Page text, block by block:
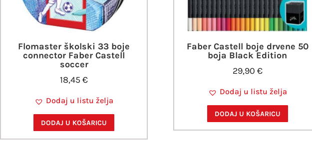
Flomaster školski 33 boje
connector Faber Castell
soccer
18,45€
Dodaj u listu želja
DODAJ U KOŠARICU
Faber Castell boje drvene 50
boja Black Edition
29,90 €
Dodaj u listu želja
DODAJ U KOŠARICU